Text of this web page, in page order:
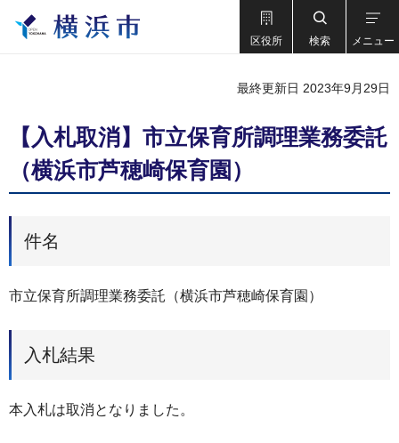
区役所 検索 メニュー
最終更新日 2023年9月29日
【入札取消】市立保育所調理業務委託
（横浜市芦穂崎保育園）
件名
市立保育所調理業務委託（横浜市芦穂崎保育園）
入札結果
本入札は取消となりました。